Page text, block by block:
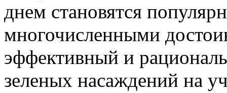
днем становятся
многочисленными
эффективный и
зеленых насаждений на